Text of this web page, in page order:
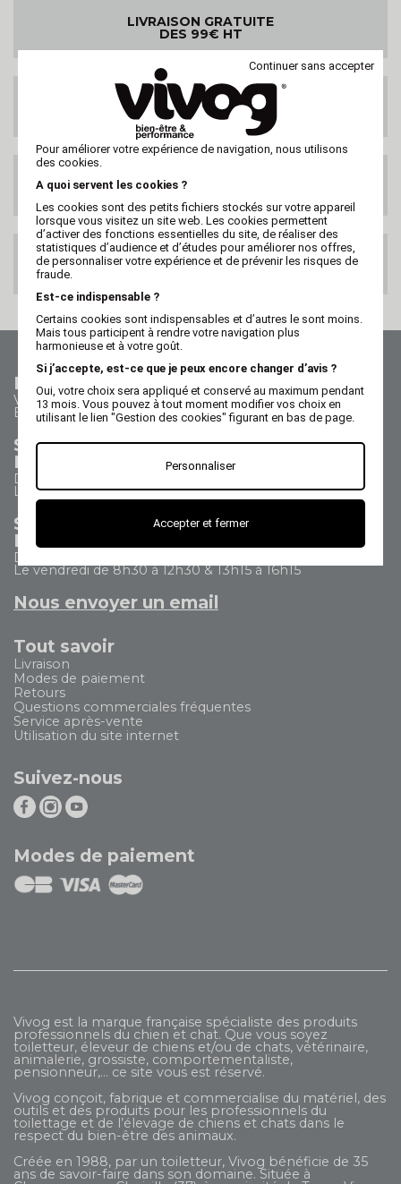
LIVRAISON GRATUITE
DES 99€ HT
LIVRAISON PARTOUT
DANS LE MONDE
SATISFAIT OU
REMBOURSE
PAIEMENT 100%
SECURISE
Nous contacter
Vos questions - nos réponses
Besoin d'aide ?
Service Commercial
Nous appeler au 02 47 73 38 38
Du lundi au jeudi de 8h30 à 17h30
Le vendredi de 8h30 à 17h
Service Après Vente
Nous appeler au 02 47 73 38 38
Du lundi au jeudi de 8h30 à 12h30 & 13h15 à 17h15
Le vendredi de 8h30 à 12h30 & 13h15 à 16h15
Nous envoyer un email
Tout savoir
Livraison
Modes de paiement
Retours
Questions commerciales fréquentes
Service après-vente
Utilisation du site internet
Suivez-nous
Modes de paiement
Vivog est la marque française spécialiste des produits
professionnels du chien et chat. Que vous soyez
toiletteur, éleveur de chiens et/ou de chats, vétérinaire,
animalerie, grossiste, comportementaliste,
pensionneur,... ce site vous est réservé.
Vivog conçoit, fabrique et commercialise du matériel, des
outils et des produits pour les professionnels du
toilettage et de l’élevage de chiens et chats dans le
respect du bien-être des animaux.
Créée en 1988, par un toiletteur, Vivog bénéficie de 35
ans de savoir-faire dans son domaine. Située à
Continuer sans accepter
Pour améliorer votre expérience de navigation, nous utilisons
des cookies.
A quoi servent les cookies ?
Les cookies sont des petits fichiers stockés sur votre appareil
lorsque vous visitez un site web. Les cookies permettent
d’activer des fonctions essentielles du site, de réaliser des
statistiques d’audience et d’études pour améliorer nos offres,
de personnaliser votre expérience et de prévenir les risques de
fraude.
Est-ce indispensable ?
Certains cookies sont indispensables et d’autres le sont moins.
Mais tous participent à rendre votre navigation plus
harmonieuse et à votre goût.
Si j’accepte, est-ce que je peux encore changer d’avis ?
Oui, votre choix sera appliqué et conservé au maximum pendant
13 mois. Vous pouvez à tout moment modifier vos choix en
utilisant le lien "Gestion des cookies" figurant en bas de page.
Personnaliser
Accepter et fermer